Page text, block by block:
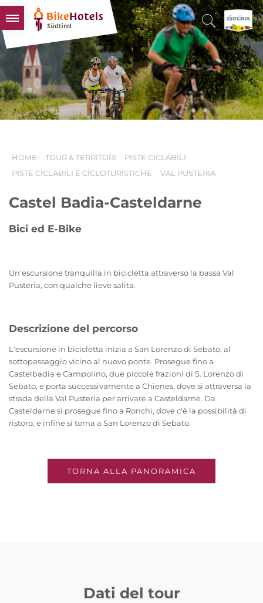
BIKEHOTELS
HOTELS & PACCHETTI
TOUR & TERRITORI
L'ALTO ADIGE & NOI
HOME TOUR & TERRITORI
PISTE CICLABILI
PISTE CICLABILI E CICLOTURISTICHE
VAL PUSTERIA
Castel Badia-Casteldarne
Bici ed E-Bike
Un'escursione tranquilla in bicicletta attraverso la bassa Val
Pusteria, con qualche lieve salita.
Descrizione del percorso
L'escursione in bicicletta inizia a San Lorenzo di Sebato, al
sottopassaggio vicino al nuovo ponte. Prosegue fino a
Castelbadia e Campolino, due piccole frazioni di S. Lorenzo di
Sebato, e porta successivamente a Chienes, dove si attraversa la
strada della Val Pusteria per arrivare a Casteldarne. Da
Casteldarne si prosegue fino a Ronchi, dove c'è la possibilità di
ristoro, e infine si torna a San Lorenzo di Sebato.
TORNA ALLA PANORAMICA
Dati del tour